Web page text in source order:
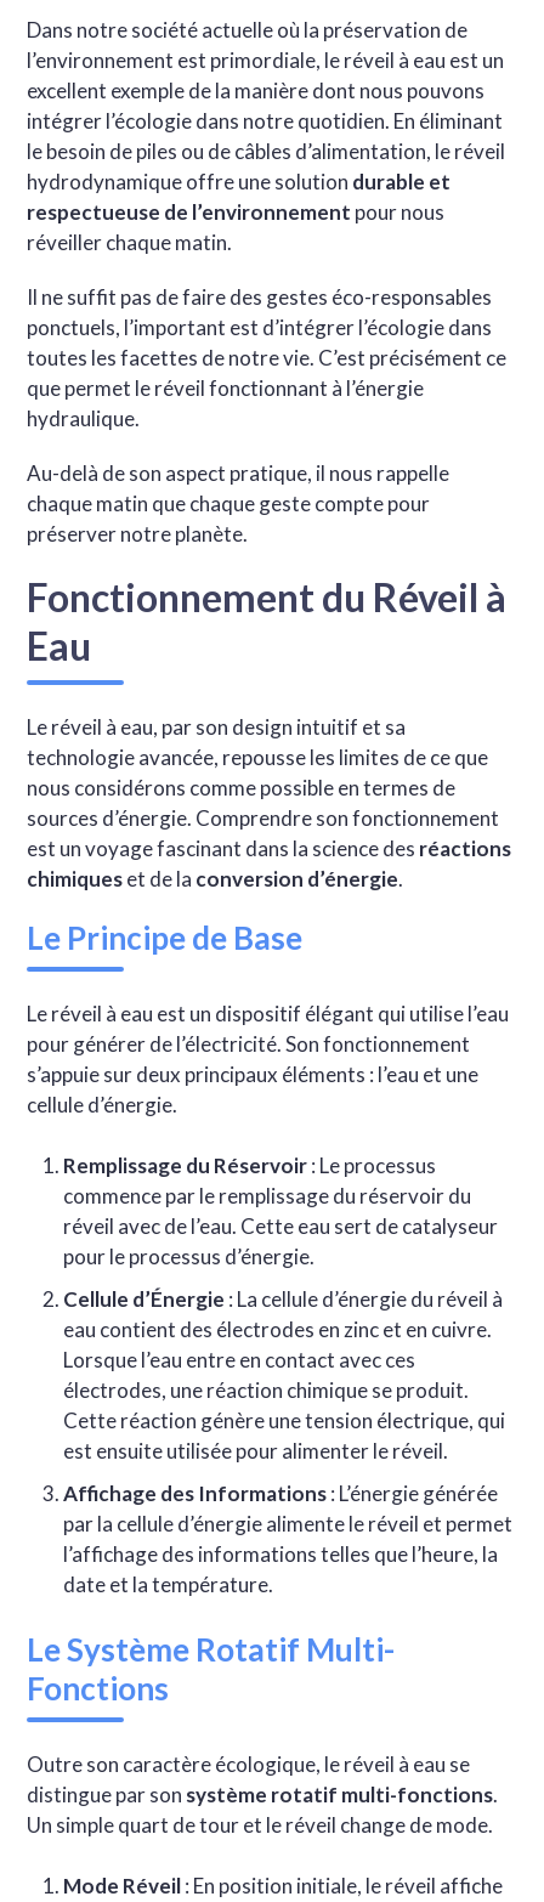
Dans notre société actuelle où la préservation de
l’environnement est primordiale, le réveil à eau est un
excellent exemple de la manière dont nous pouvons
intégrer l’écologie dans notre quotidien. En éliminant
le besoin de piles ou de câbles d’alimentation, le réveil
hydrodynamique offre une solution durable et
respectueuse de l’environnement pour nous
réveiller chaque matin.
Il ne suffit pas de faire des gestes éco-responsables
ponctuels, l’important est d’intégrer l’écologie dans
toutes les facettes de notre vie. C’est précisément ce
que permet le réveil fonctionnant à l’énergie
hydraulique.
Au-delà de son aspect pratique, il nous rappelle
chaque matin que chaque geste compte pour
préserver notre planète.
Fonctionnement du Réveil à
Eau
Le réveil à eau, par son design intuitif et sa
technologie avancée, repousse les limites de ce que
nous considérons comme possible en termes de
sources d’énergie. Comprendre son fonctionnement
est un voyage fascinant dans la science des réactions
chimiqueset de la conversion d’énergie.
Le Principe de Base
Le réveil à eau est un dispositif élégant qui utilise l’eau
pour générer de l’électricité. Son fonctionnement
s’appuie sur deux principaux éléments : l’eau et une
cellule d’énergie.
Remplissage du Réservoir: Le processus
commence par le remplissage du réservoir du
réveil avec de l’eau. Cette eau sert de catalyseur
pour le processus d’énergie.
Cellule d’Énergie : La cellule d’énergie du réveil à
eau contient des électrodes en zinc et en cuivre.
Lorsque l’eau entre en contact avec ces
électrodes, une réaction chimique se produit.
Cette réaction génère une tension électrique, qui
est ensuite utilisée pour alimenter le réveil.
Affichage des Informations: L’énergie générée
par la cellule d’énergie alimente le réveil et permet
l’affichage des informations telles que l’heure, la
date et la température.
Le Système Rotatif Multi-
Fonctions
Outre son caractère écologique, le réveil à eau se
distingue par son système rotatif multi-fonctions.
Un simple quart de tour et le réveil change de mode.
Mode Réveil: En position initiale, le réveil affiche